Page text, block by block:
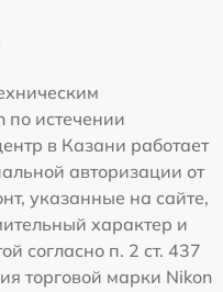
по истечении
в Казани работает
авторизации от
указанные на сайте,
характер и
согласно п. 2 ст. 437
торговой марки Nikon